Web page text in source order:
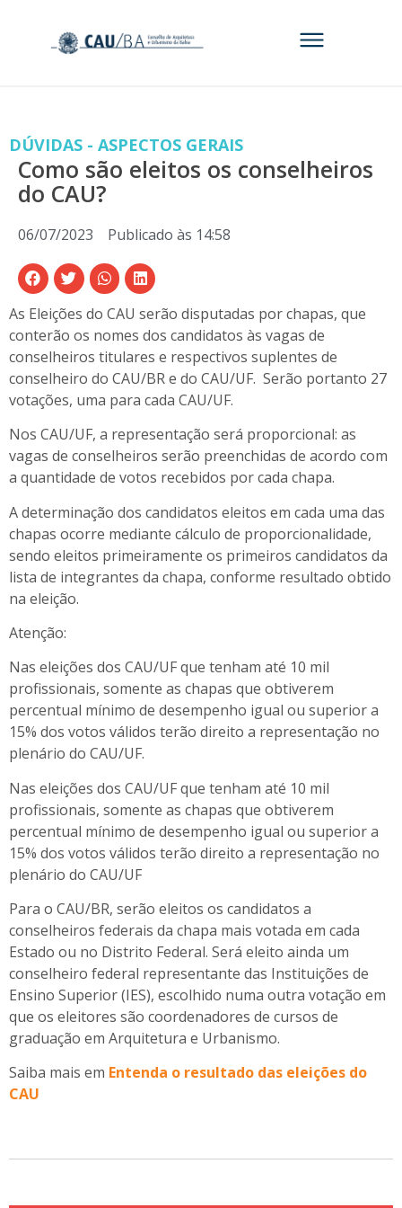
DÚVIDAS - ASPECTOS GERAIS
Como são eleitos os conselheiros
do CAU?
06/07/2023 Publicado às 14:58
As Eleições do CAU serão disputadas por chapas, que
conterão os nomes dos candidatos às vagas de
conselheiros titulares e respectivos suplentes de
conselheiro do CAU/BR e do CAU/UF. Serão portanto 27
votações, uma para cada CAU/UF.
Nos CAU/UF, a representação será proporcional: as
vagas de conselheiros serão preenchidas de acordo com
a quantidade de votos recebidos por cada chapa.
A determinação dos candidatos eleitos em cada uma das
chapas ocorre mediante cálculo de proporcionalidade,
sendo eleitos primeiramente os primeiros candidatos da
lista de integrantes da chapa, conforme resultado obtido
na eleição.
Atenção:
Nas eleições dos CAU/UF que tenham até 10 mil
profissionais, somente as chapas que obtiverem
percentual mínimo de desempenho igual ou superior a
15% dos votos válidos terão direito a representação no
plenário do CAU/UF.
Nas eleições dos CAU/UF que tenham até 10 mil
profissionais, somente as chapas que obtiverem
percentual mínimo de desempenho igual ou superior a
15% dos votos válidos terão direito a representação no
plenário do CAU/UF
Para o CAU/BR, serão eleitos os candidatos a
conselheiros federais da chapa mais votada em cada
Estado ou no Distrito Federal. Será eleito ainda um
conselheiro federal representante das Instituições de
Ensino Superior (IES), escolhido numa outra votação em
que os eleitores são coordenadores de cursos de
graduação em Arquitetura e Urbanismo.
Saiba mais em Entenda o resultado das eleições do
CAU